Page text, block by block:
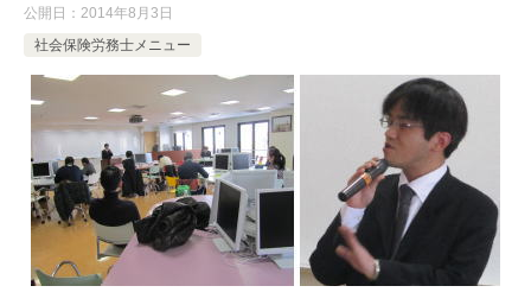
公開日： 2014年8月3日
社会保険労務士メニュー